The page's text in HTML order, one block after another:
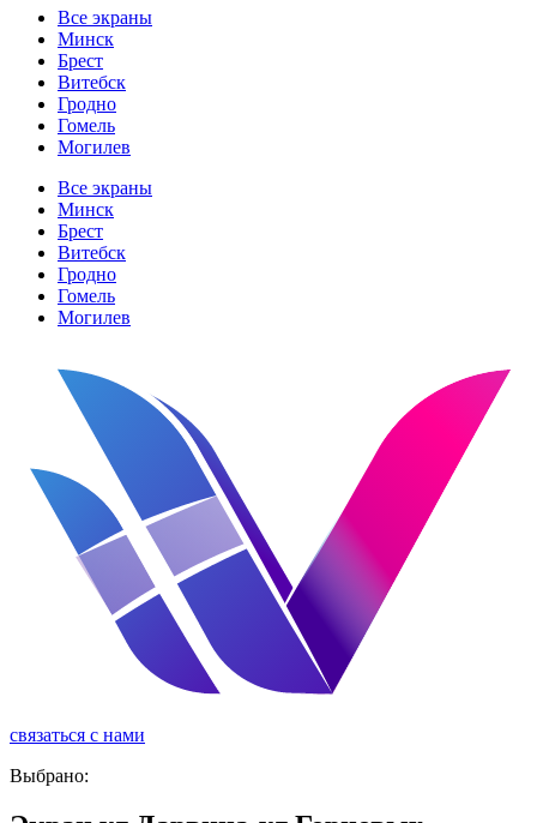
Все экраны
Минск
Брест
Витебск
Гродно
Гомель
Могилев
Все экраны
Минск
Брест
Витебск
Гродно
Гомель
Могилев
связаться с нами
Выбрано: